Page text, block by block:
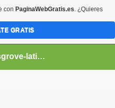
mirandacosgrove-latino
con PaginaWebGratis.es. ¿Quieres
GRATIS